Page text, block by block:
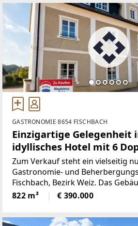
GASTRONOMIE 8654 FISCHBACH
Einzigartige Gelegenheit
idyllisches Hotel mit 6
Gasthaus und
Wohnungen
Zum Verkauf steht ein vielseitig
Gastronomie- und
Fischbach, Bezirk Weiz. Das
ein gutbürgerliches Restaurant im
einer Nutzfläche von ca. 310 m²,
822 m² € 390.000